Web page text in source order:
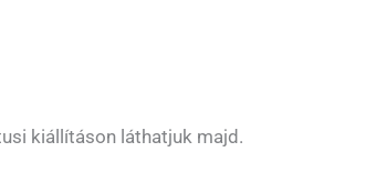
kiállításon láthatjuk majd.